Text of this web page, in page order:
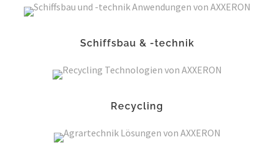
Schiffsbau & -technik
Recycling